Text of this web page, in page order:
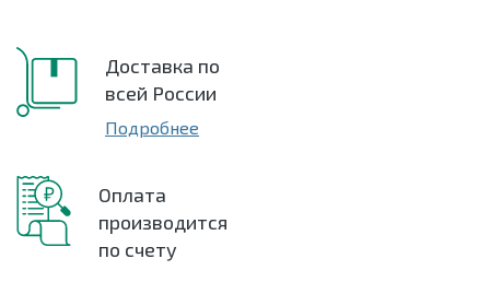
Доставка по
всей России
Подробнее
Оплата
производится
по счету